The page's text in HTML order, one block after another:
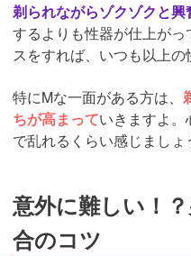
剃られながらゾクゾクと興
するよりも性器が仕上が
スをすれば、いつも以上の
特にMな一面がある方は、
ちが高まっていきますよ
で乱れるくらい感じましょ
意外に難しい！
合のコツ